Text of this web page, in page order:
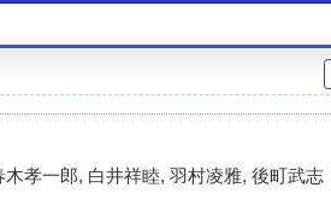
孝一郎, 白井祥睦, 羽村凌雅, 後町武志